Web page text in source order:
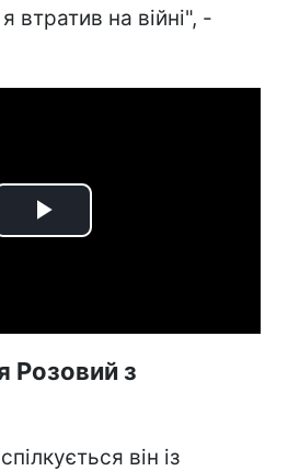
втратив на війні", -
Play
Розовий з
він із